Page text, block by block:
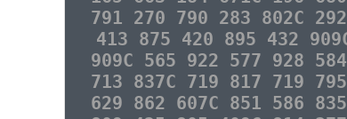
791 270 790 283 802C
413 875 420 895 432
909C 565 922 577 928
713 837C 719 817 719
629 862 607C 851 586